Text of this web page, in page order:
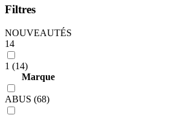
Filtres
NOUVEAUTÉS
14
1 (14)
Marque
ABUS (68)